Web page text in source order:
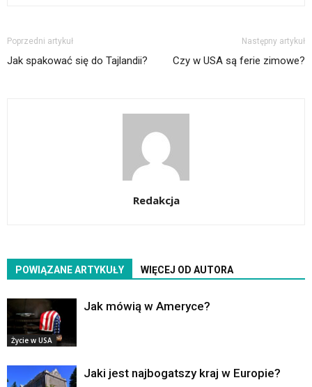
Poprzedni artykuł
Jak spakować się do Tajlandii?
Następny artykuł
Czy w USA są ferie zimowe?
Redakcja
POWIĄZANE ARTYKUŁY WIĘCEJ OD AUTORA
Życie w USA
Jak mówią w Ameryce?
Jaki jest najbogatszy kraj w Europie?